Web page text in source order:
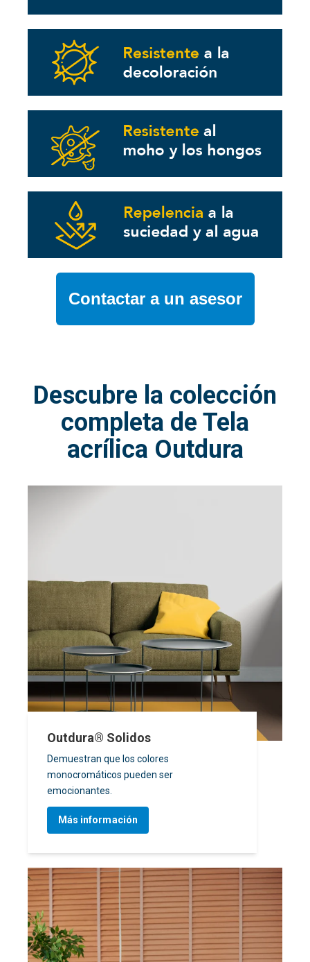
Contactar a un asesor
Descubre la colección
completa de Tela
acrílica Outdura
Outdura® Solidos
Demuestran que los colores
monocromáticos pueden ser
emocionantes.
Más información